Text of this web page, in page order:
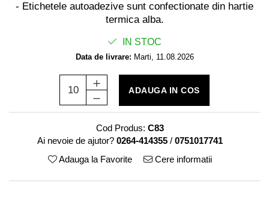
- Etichetele autoadezive sunt confectionate din hartie
termica alba.
IN STOC
Data de livrare: Marti, 11.08.2026
ADAUGA IN COS
Cod Produs: C83
Ai nevoie de ajutor? 0264-414355 / 0751017741
Adauga la Favorite
Cere informatii